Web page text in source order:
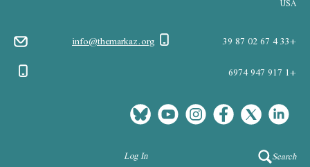
info@themarkaz.org
+33 4 67 02 87 39
+1 917 947 6974
Search
Log In